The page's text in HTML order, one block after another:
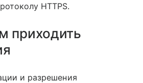
HTTPS.
приходить
и разрешения